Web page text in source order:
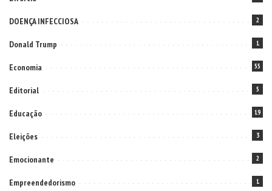
DOENÇA INFECCIOSA 2
Donald Trump 1
Economia 55
Editorial 5
Educação 19
Eleições 3
Emocionante 2
Empreendedorismo 1